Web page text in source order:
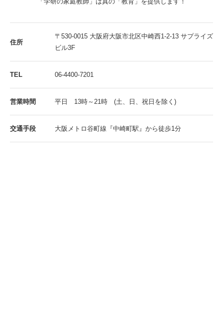
住所
〒530-0015 大阪府大阪市北区中崎西1-2-13 サプライズ
ビル3F
TEL 06-4400-7201
営業時間 平日 13時～21時 (土、日、祝日を除く)
交通手段 大阪メトロ谷町線『中崎町駅』から徒歩1分